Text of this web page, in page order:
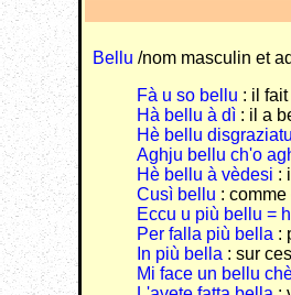
Bellu /nom masculin et
Fà u so bellu : il
Hà bellu à dì : il a
Hè bellu disgraziatu
Aghju bellu ch'o
Hè bellu à vèdesi :
Cusì bellu :
Eccu u più bellu =
Per falla più bella :
In più bella : sur
Mi face un bellu